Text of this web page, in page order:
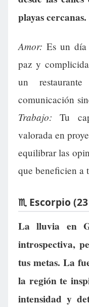
playas cercanas.
Amor: Es un día
paz y
un
comunicación
Trabajo: Tu
valorada en
equilibrar las
que beneficien a
♏ Escorpio
La lluvia en
introspectiva,
tus metas. La
la región te
intensidad y